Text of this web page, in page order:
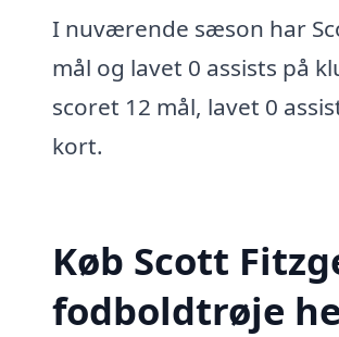
I nuværende sæson har
mål og lavet 0 assists på
scoret 12 mål, lavet 0
kort.
Køb Scott
fodboldtrøje